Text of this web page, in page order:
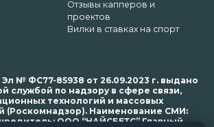
Отзывы капперов и
проектов
Вилки в ставках на спорт
№ ФС77-85938 от 26.09.2023 г. выдано
службой по надзору в сфере связи,
технологий и массовых
(Роскомнадзор). Наименование СМИ:
ООО “НАЙСБЕТС” Главный